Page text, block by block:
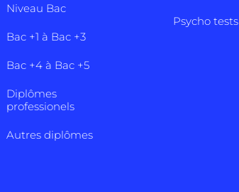
Niveau Bac
Bac +1 à Bac +3
Bac +4 à Bac +5
Diplômes
professionels
Autres diplômes
Psycho tests